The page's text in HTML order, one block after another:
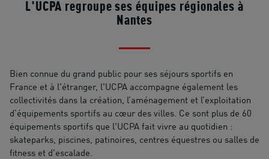
L'UCPA regroupe ses équipes régionales à
Nantes
Bien connue du grand public pour ses séjours sportifs en
France et à l'étranger, l'UCPA accompagne également les
collectivités dans la création, l’aménagement et l’exploitation
d’équipements sportifs au cœur des villes. Ce sont plus de 60
équipements sportifs que l'UCPA fait vivre au quotidien :
skateparks, piscines, patinoires, centres équestres ou salles de
fitness et d'escalade.